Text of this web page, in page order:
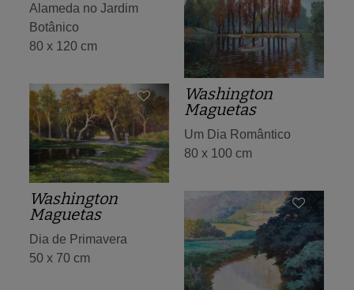
Alameda no Jardim
Botânico
80 x 120 cm
Washington
Maguetas
Um Dia Romântico
80 x 100 cm
Washington
Maguetas
Dia de Primavera
50 x 70 cm